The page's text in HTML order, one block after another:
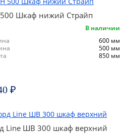
Шкаф нижий Страйп
В наличии
600 мм
500 мм
850 мм
₽
Line ШВ 300 шкаф верхний